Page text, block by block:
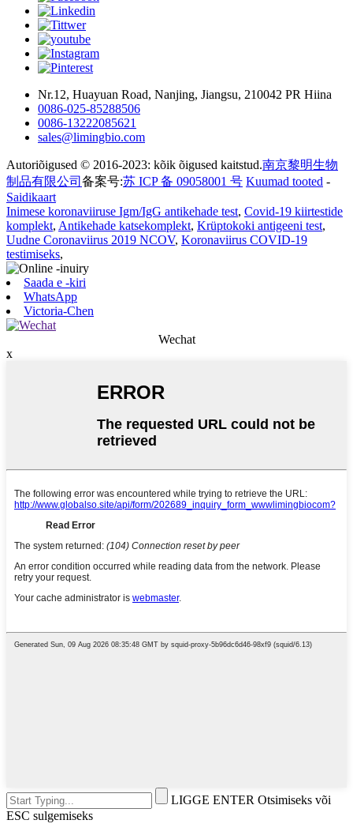
Nr.12, Huayuan Road, Nanjing, Jiangsu, 210042 PR Hiina
0086-025-85288506
0086-13222085621
sales@limingbio.com
Autoriõigused © 2016-2023: kõik õigused kaitstud.南京黎明生物
制品有限公司 备案号:苏 ICP 备 09058001 号 Kuumad tooted -
Saidikaart
Inimese koronaviiruse Igm/IgG antikehade test, Covid-19 kiirtestide
komplekt, Antikehade katsekomplekt, Krüptokoki antigeeni test,
Uudne Coronaviirus 2019 NCOV, Koronaviirus COVID-19
testimiseks,
Saada e -kiri
WhatsApp
Victoria-Chen
Wechat
x
LIGGE ENTER Otsimiseks või
ESC sulgemiseks